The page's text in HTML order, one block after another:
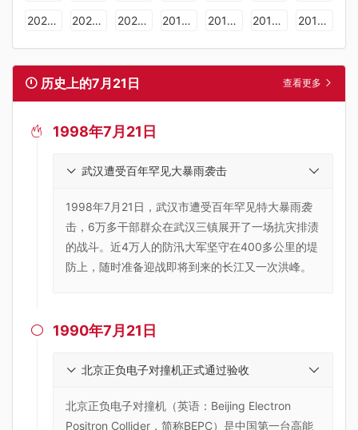
2022年日历表 2021年日历表 2020年日历表 2019年日历表 2018年日历表 2017年日历表 2016年日历表
历史上的7月21日 查看更多
 1998年7月21日
武汉遭受百年罕见大暴雨袭击
1998年7月21日，武汉市遭受百年罕见特大暴雨袭
击，6万多干部群众在武汉三镇展开了一场抗灾排渍
的战斗。近4万人的防汛大军坚守在400多公里的堤
防上，随时准备迎战即将到来的长江又一次洪峰。
 1990年7月21日
北京正负电子对撞机正式通过验收
北京正负电子对撞机（英语：Beijing Electron
Positron Collider，简称BEPC）是中国第一台高能